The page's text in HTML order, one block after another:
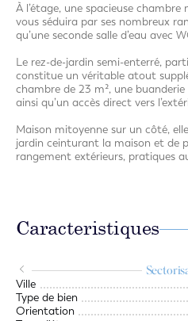
À l’étage, une spacieuse
vous séduira par ses nombreux
qu’une seconde salle d’eau avec
Le rez-de-jardin semi-enterré,
constitue un véritable atout
chambre de 23 m², une buanderie
ainsi qu’un accès direct vers
Maison mitoyenne sur un côté,
jardin ceinturant la maison et de
rangement extérieurs, pratiques
Caracteristiques
Ville
Type de bien
Orientation